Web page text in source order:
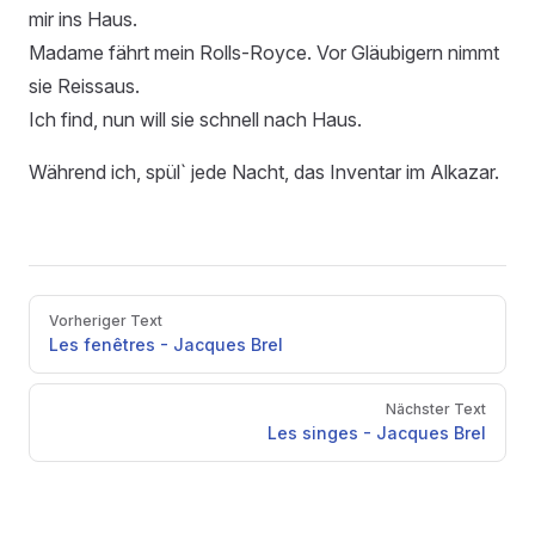
mir ins Haus.
Madame fährt mein Rolls-Royce. Vor Gläubigern nimmt
sie Reissaus.
Ich find, nun will sie schnell nach Haus.
Während ich, spül` jede Nacht, das Inventar im Alkazar.
Pager
Vorheriger Text
Les fenêtres - Jacques Brel
Nächster Text
Les singes - Jacques Brel